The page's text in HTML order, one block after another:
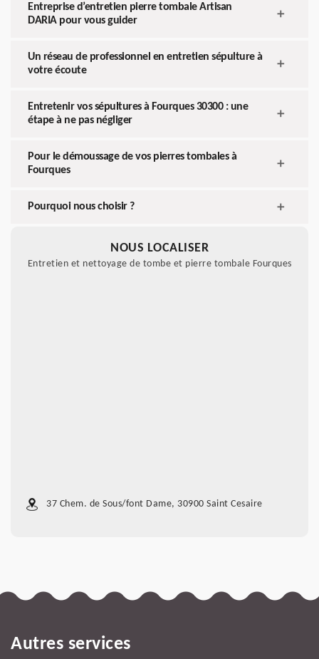
Entreprise d’entretien pierre tombale Artisan
DARIA pour vous guider
Un réseau de professionnel en entretien sépulture à
votre écoute
Entretenir vos sépultures à Fourques 30300 : une
étape à ne pas négliger
Pour le démoussage de vos pierres tombales à
Fourques
Pourquoi nous choisir ?
NOUS LOCALISER
Entretien et nettoyage de tombe et pierre tombale Fourques
37 Chem. de Sous/font Dame, 30900 Saint Cesaire
Autres services